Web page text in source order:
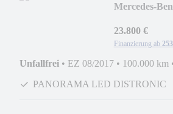
Mercedes-
23.800 €
Finanzierung ab
Unfallfrei • EZ 08/2017 • 100.000 km
PANORAMA LED DISTRONIC